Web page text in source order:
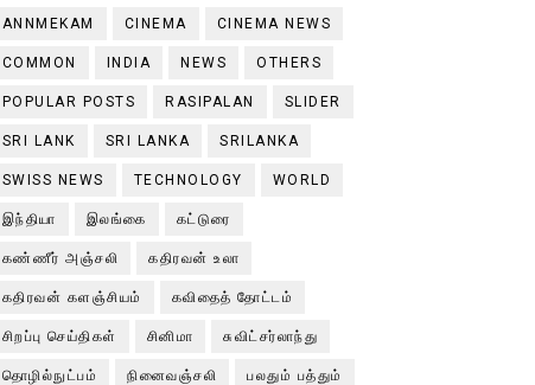
ANNMEKAM CINEMA CINEMA NEWS
COMMON INDIA NEWS OTHERS
POPULAR POSTS RASIPALAN SLIDER
SRI LANK SRI LANKA SRILANKA
SWISS NEWS TECHNOLOGY WORLD
இந்தியா இலங்கை கட்டுரை
கண்ணீர் அஞ்சலி கதிரவன் உலா
கதிரவன் களஞ்சியம் கவிதைத் தோட்டம்
சிறப்பு செய்திகள் சினிமா சுவிட்சர்லாந்து
தொழில்நுட்பம் நினைவஞ்சலி பலதும் பத்தும்